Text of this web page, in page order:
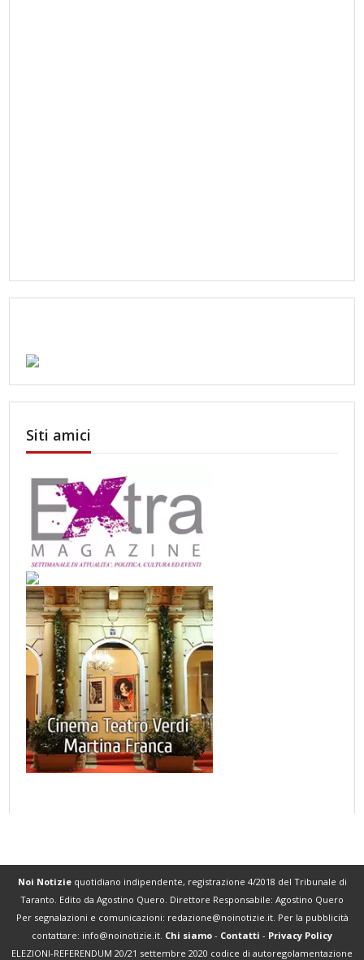
Siti amici
Noi Notiziequotidiano indipendente, registrazione 4/2018 del Tribunale di
Taranto. Edito da Agostino Quero. Direttore Responsabile: Agostino Quero
Per segnalazioni e comunicazioni: redazione@noinotizie.it. Per la pubblicità
contattare: info@noinotizie.it. Chi siamo - Contatti - Privacy Policy
ELEZIONI-REFERENDUM 20/21 settembre 2020 codice di autoregolamentazione